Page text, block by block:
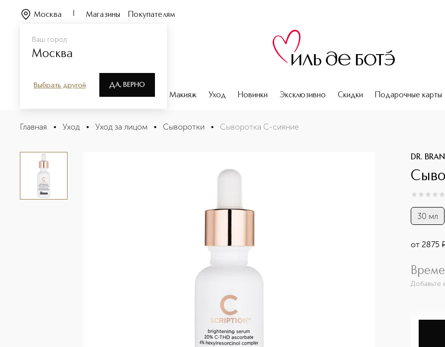
Ваш город
Москва
Выбрать другой ДА, ВЕРНО
Москва Магазины Покупателям
Парфюмерия Макияж Уход Новинки Эксклюзивно Скидки Подарочные карты
Сыворотка С-сияние
Главная • Уход • Уход за лицом • Сыворотки • Сыворотка С-сияние
DR.
0из 0
30 мл
от 2875
Добавьте